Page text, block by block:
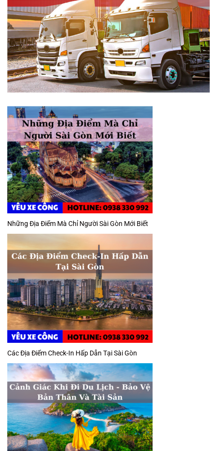
Những Địa Điểm Mà Chỉ Người Sài Gòn Mới Biết
Các Địa Điểm Check-In Hấp Dẫn Tại Sài Gòn